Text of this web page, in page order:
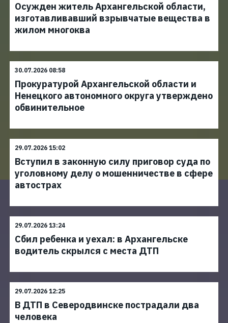
Осужден житель Архангельской области,
изготавливавший взрывчатые вещества в
жилом многоква
30.07.2026 08:58
Прокуратурой Архангельской области и
Ненецкого автономного округа утверждено
обвинительное
29.07.2026 15:02
Вступил в законную силу приговор суда по
уголовному делу о мошенничестве в сфере
автострах
29.07.2026 13:24
Сбил ребенка и уехал: в Архангельске
водитель скрылся с места ДТП
29.07.2026 12:25
В ДТП в Северодвинске пострадали два
человека